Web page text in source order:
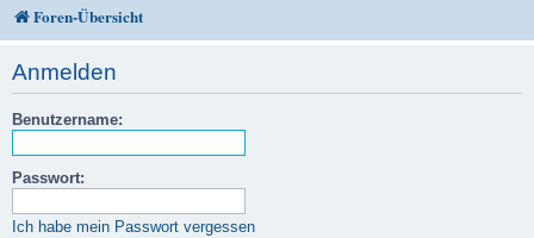
Foren-Übersicht
Anmelden
Benutzername:
Passwort:
Ich habe mein Passwort vergessen